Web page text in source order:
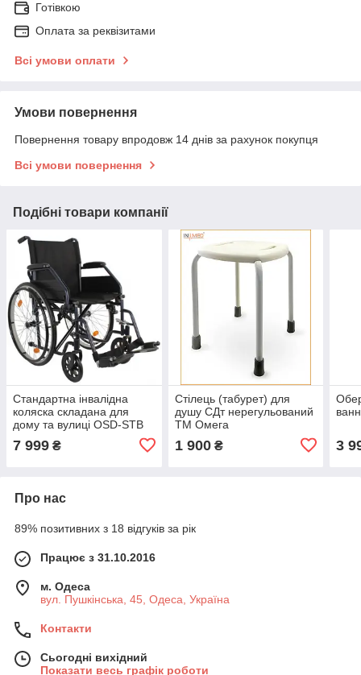
Готівкою
Оплата за реквізитами
Всі умови оплати
Умови повернення
Повернення товару впродовж 14 днів за рахунок покупця
Всі умови повернення
Подібні товари компанії
Стандартна інвалідна
коляска складана для
дому та вулиці OSD-STB
Крісло-коляска механічна
для інвалідів
7 999 ₴
Стілець (табурет) для
душу СДт нерегульований
ТМ Омега
1 900₴ 3
Про нас
89% позитивних з 18 відгуків за рік
Працює з 31.10.2016
м. Одеса
вул. Пушкінська, 45, Одеса, Україна
Контакти
Сьогодні вихідний
Показати весь графік роботи